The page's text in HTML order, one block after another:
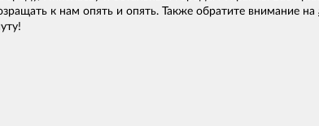
к нам опять и опять. Также обратите внимание на